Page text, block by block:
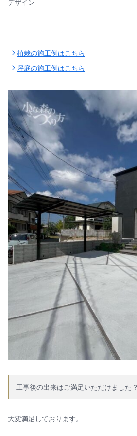
デザイン
植栽の施工例はこちら
坪庭の施工例はこちら
工事後の出来はご満足いただけました？
大変満足しております。